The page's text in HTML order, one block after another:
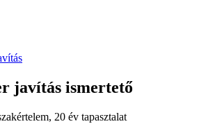
javítás ismertető
20 év tapasztalat